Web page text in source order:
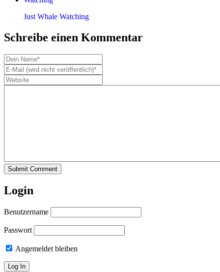
Just Whale Watching
Schreibe einen Kommentar
Submit Comment
Login
Benutzername
Passwort
Angemeldet bleiben